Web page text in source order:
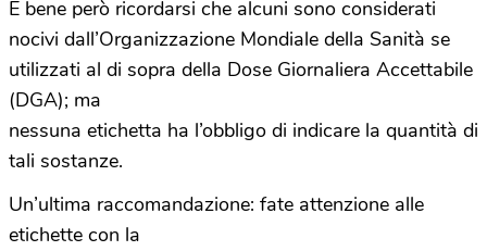
È bene però ricordarsi che alcuni sono considerati
nocivi dall’Organizzazione Mondiale della Sanità se
utilizzati al di sopra della Dose Giornaliera Accettabile
(DGA); ma
nessuna etichetta ha l’obbligo di indicare la quantità di
tali sostanze.
Un’ultima raccomandazione: fate attenzione alle
etichette con la